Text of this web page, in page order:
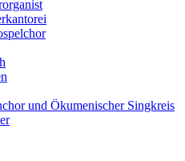
und Ökumenischer Singkreis